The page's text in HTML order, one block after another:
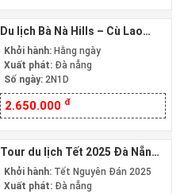
Du lịch Bà Nà Hills – Cù Lao
Chàm 2 ngày 1 đêm khởi hành
từ Đà Nẵng
Khởi hành: Hằng ngày
Xuất phát: Đà nẵng
Số ngày: 2N1D
2.650.000 đ
Tour du lịch Tết 2025 Đà Nẵng
– Hội An – Bana núi Chúa – Núi
Thần Tài 3 Ngày 2 Đêm
Khởi hành: Tết Nguyên Đán 2025
Xuất phát: Đà nẵng